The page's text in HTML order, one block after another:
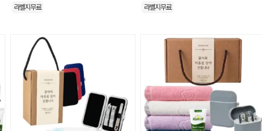
라벨지무료 라벨지무료